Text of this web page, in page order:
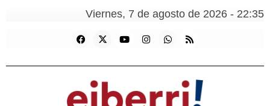
Viernes, 7 de agosto de 2026 - 22:35